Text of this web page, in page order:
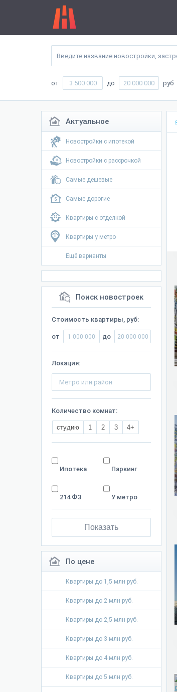
от до руб
Актуальное
Новостройки с ипотекой
Новостройки с рассрочкой
Самые дешевые
Самые дорогие
Квартиры с отделкой
Квартиры у метро
Ещё варианты
Поиск новостроек
Стоимость квартиры, руб:
от до
Локация:
Количество комнат:
студию 1 2 3 4+
Ипотека Паркинг
214 ФЗ У метро
Показать
По цене
Квартиры до 1,5 млн руб.
Квартиры до 2 млн руб.
Квартиры до 2,5 млн руб.
Квартиры до 3 млн руб.
Квартиры до 4 млн руб.
Квартиры до 5 млн руб.